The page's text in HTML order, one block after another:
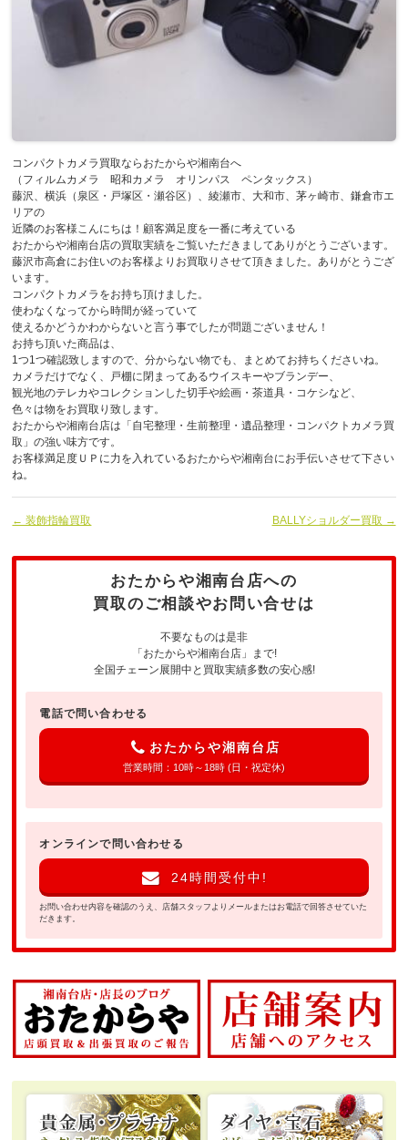
コンパクトカメラ買取ならおたからや湘南台へ
（フィルムカメラ 昭和カメラ オリンパス ペンタックス）
藤沢、横浜（泉区・戸塚区・瀬谷区）、綾瀬市、大和市、茅ヶ崎市、鎌倉市エ
リアの
近隣のお客様こんにちは！顧客満足度を一番に考えている
おたからや湘南台店の買取実績をご覧いただきましてありがとうございます。
藤沢市高倉にお住いのお客様よりお買取りさせて頂きました。ありがとうござ
います。
コンパクトカメラをお持ち頂けました。
使わなくなってから時間が経っていて
使えるかどうかわからないと言う事でしたが問題ございません！
お持ち頂いた商品は、
1つ1つ確認致しますので、分からない物でも、まとめてお持ちくださいね。
カメラだけでなく、戸棚に閉まってあるウイスキーやブランデー、
観光地のテレカやコレクションした切手や絵画・茶道具・コケシなど、
色々は物をお買取り致します。
おたからや湘南台店は「自宅整理・生前整理・遺品整理・コンパクトカメラ買
取」の強い味方です。
お客様満足度ＵＰに力を入れているおたからや湘南台にお手伝いさせて下さい
ね。
← 装飾指輪買取 BALLYショルダー買取 →
おたからや湘南台店への
買取のご相談やお問い合せは
不要なものは是非
「おたからや湘南台店」まで!
全国チェーン展開中と買取実績多数の安心感!
電話で問い合わせる
おたからや湘南台店
営業時間：10時～18時 (日・祝定休)
オンラインで問い合わせる
24時間受付中!
お問い合わせ内容を確認のうえ、店舗スタッフよりメールまたはお電話で回答させていた
だきます。